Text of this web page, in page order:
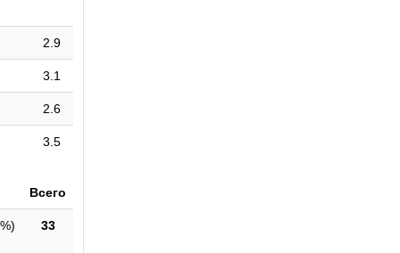
2.9
3.1
2.6
3.5
Всего
) 33